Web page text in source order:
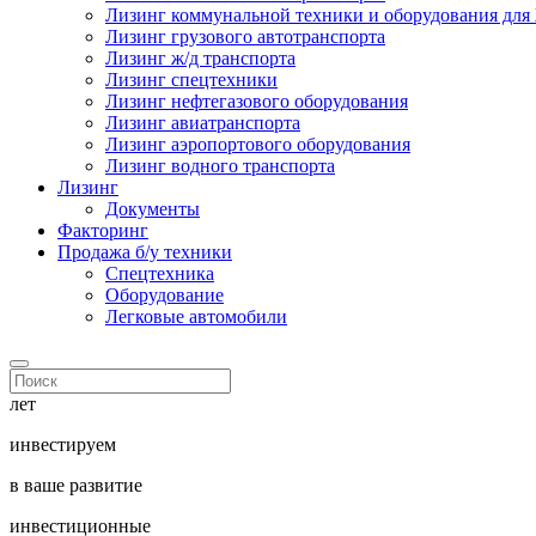
Лизинг коммунальной техники и оборудования
Лизинг грузового автотранспорта
Лизинг ж/д транспорта
Лизинг спецтехники
Лизинг нефтегазового оборудования
Лизинг авиатранспорта
Лизинг аэропортового оборудования
Лизинг водного транспорта
Лизинг
Документы
Факторинг
Продажа б/у техники
Спецтехника
Оборудование
Легковые автомобили
лет
инвестируем
в ваше развитие
инвестиционные